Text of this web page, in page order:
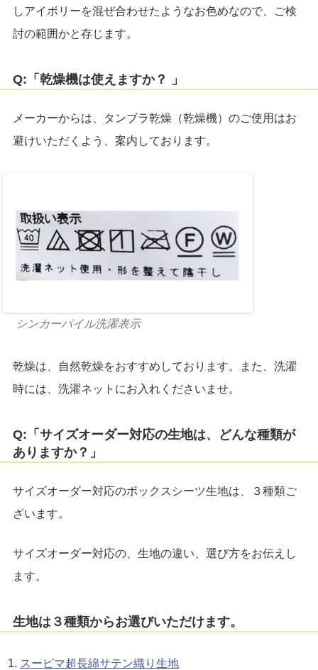
しアイボリーを混ぜ合わせたようなお色めなので、ご検
討の範囲かと存じます。
Q:「乾燥機は使えますか？ 」
メーカーからは、タンブラ乾燥（乾燥機）のご使用はお
避けいただくよう、案内しております。
シンカーパイル洗濯表示
乾燥は、自然乾燥をおすすめしております。また、洗濯
時には、洗濯ネットにお入れくださいませ。
Q:「サイズオーダー対応の生地は、どんな種類が
ありますか？」
サイズオーダー対応のボックスシーツ生地は、３種類ご
ざいます。
サイズオーダー対応の、生地の違い、選び方をお伝えし
ます。
生地は３種類からお選びいただけます。
スーピマ超長綿サテン織り生地